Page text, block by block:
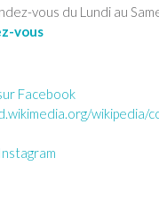
vous du Lundi au
vous
Facebook